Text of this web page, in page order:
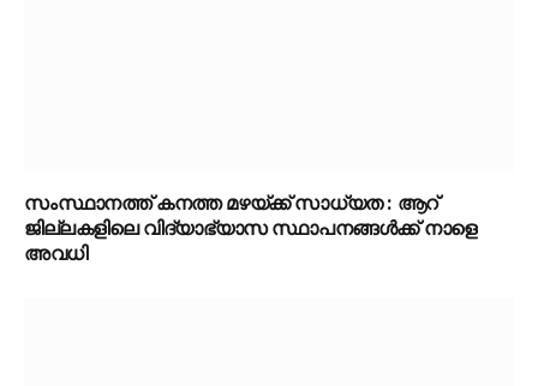
സംസ്ഥാനത്ത് കനത്ത മഴയ്ക്ക് സാധ്യത : ആറ്
ജില്ലകളിലെ വിദ്യാഭ്യാസ സ്ഥാപനങ്ങൾക്ക് നാളെ
അവധി